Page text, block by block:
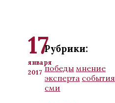
17
января
2017
Рубрики:
победы мнение
эксперта события
сми